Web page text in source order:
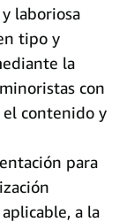
laboriosa
tipo y
la
con
contenido y
para
a la